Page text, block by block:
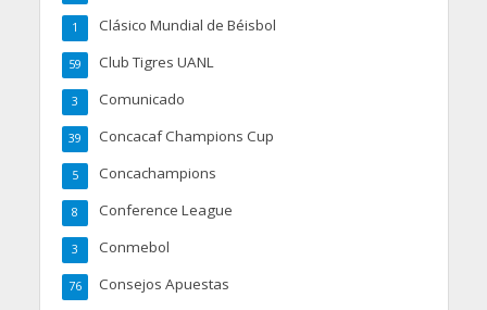
Clásico Mundial de Béisbol
1
Club Tigres UANL
59
Comunicado
3
Concacaf Champions Cup
39
Concachampions
5
Conference League
8
Conmebol
3
Consejos Apuestas
76